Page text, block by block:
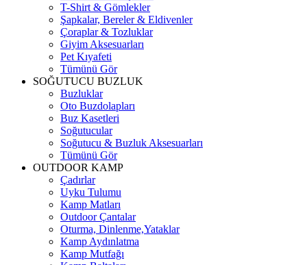
T-Shirt & Gömlekler
Şapkalar, Bereler & Eldivenler
Çoraplar & Tozluklar
Giyim Aksesuarları
Pet Kıyafeti
Tümünü Gör
SOĞUTUCU BUZLUK
Buzluklar
Oto Buzdolapları
Buz Kasetleri
Soğutucular
Soğutucu & Buzluk Aksesuarları
Tümünü Gör
OUTDOOR KAMP
Çadırlar
Uyku Tulumu
Kamp Matları
Outdoor Çantalar
Oturma, Dinlenme,Yataklar
Kamp Aydınlatma
Kamp Mutfağı